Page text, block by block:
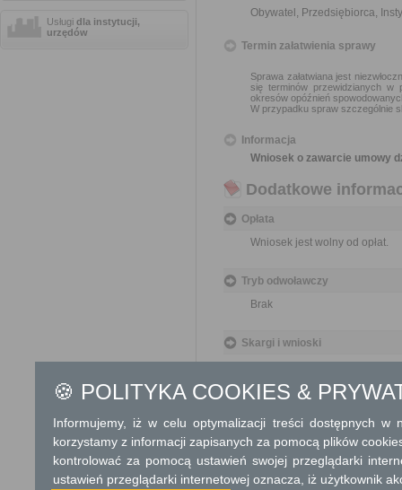
Usługi dla instytucji,
urzędów
Obywatel, Przedsiębiorca,
Termin załatwienia sprawy
Sprawa załatwiana jest
się terminów przewidzianych w
okresów opóźnień
W przypadku spraw szczególnie
Informacja
Wniosek o zawarcie umowy
Dodatkowe
Opłata
Wniosek jest wolny od opłat.
Tryb odwoławczy
Brak
Skargi i wnioski
naruszenie praworządności lub
Przedmiotem wniosku mogą
Organ właściwy dla załatwienia
Informacje dodatkowe
Umowy użytkowania, najmu
🍪 POLITYKA COOKIES &
Informujemy, iż w celu optymalizacji treści dostępnych w
korzystamy z informacji zapisanych za pomocą plików
kontrolować za pomocą ustawień swojej przeglądarki
ustawień przeglądarki internetowej oznacza, iż użytkownik